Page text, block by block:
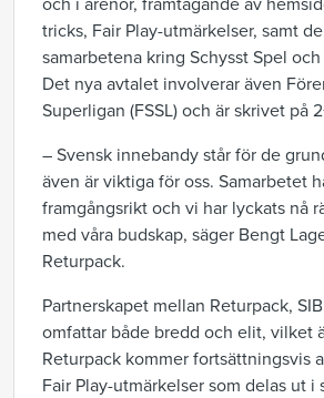
och i arenor, framtagande av
tricks, Fair Play-utmärkelser, samt
samarbetena kring Schysst Spel och
Det nya avtalet involverar även
Superligan (FSSL) och är skrivet på
– Svensk innebandy står för de
även är viktiga för oss. Samarbetet
framgångsrikt och vi har lyckats nå
med våra budskap, säger Bengt
Returpack.
Partnerskapet mellan Returpack,
omfattar både bredd och elit, vilket
Returpack kommer fortsättningsvis
Fair Play-utmärkelser som delas ut i